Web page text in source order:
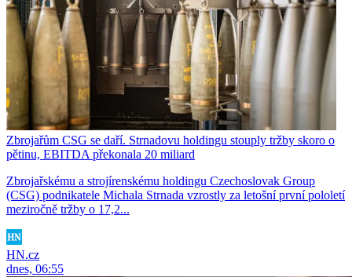
Zbrojařům CSG se daří. Strnadovu holdingu stouply tržby skoro o
pětinu, EBITDA překonala 20 miliard
Zbrojařskému a strojírenskému holdingu Czechoslovak Group
(CSG) podnikatele Michala Strnada vzrostly za letošní první pololetí
meziročně tržby o 17,2...
HN.cz
dnes, 06:55